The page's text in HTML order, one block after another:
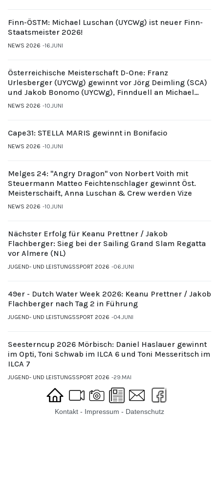
Finn-ÖSTM: Michael Luschan (UYCWg) ist neuer Finn-
Staatsmeister 2026!
NEWS 2026 16.JUNI
Österreichische Meisterschaft D-One: Franz
Urlesberger (UYCWg) gewinnt vor Jörg Deimling (SCA)
und Jakob Bonomo (UYCWg), Finnduell an Michael
Gubi (UYCMo)
NEWS 2026 10.JUNI
Cape31: STELLA MARIS gewinnt in Bonifacio
NEWS 2026 10.JUNI
Melges 24: "Angry Dragon" von Norbert Voith mit
Steuermann Matteo Feichtenschlager gewinnt Öst.
Meisterschaift, Anna Luschan & Crew werden Vize
NEWS 2026 10.JUNI
Nächster Erfolg für Keanu Prettner / Jakob
Flachberger: Sieg bei der Sailing Grand Slam Regatta
vor Almere (NL)
JUGEND- UND LEISTUNGSSPORT 2026 06.JUNI
49er - Dutch Water Week 2026: Keanu Prettner / Jakob
Flachberger nach Tag 2 in Führung
JUGEND- UND LEISTUNGSSPORT 2026 04.JUNI
Seesterncup 2026 Mörbisch: Daniel Haslauer gewinnt
im Opti, Toni Schwab im ILCA 6 und Toni Messeritsch im
ILCA 7
JUGEND- UND LEISTUNGSSPORT 2026 29.MAI
Kontakt - Impressum - Datenschutz